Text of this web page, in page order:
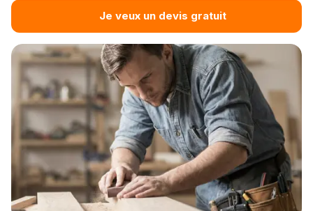
Je veux un devis gratuit